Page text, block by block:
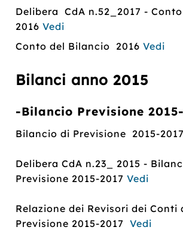
Delibera CdA n.52_2017 -
2016Vedi
Conto del Bilancio 2016Vedi
Bilanci anno2015
-Bilancio Previsione
Bilancio di Previsione 2015-
Delibera CdA n.23_ 2015 -
Previsione 2015-2017Vedi
Relazione dei Revisori dei Conti
Previsione 2015-2017Vedi